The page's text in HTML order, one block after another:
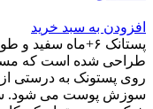
افزودن به سبد خرید
طراحی شده است که
روی پستونک به درستی
سوزش پوست می شود.